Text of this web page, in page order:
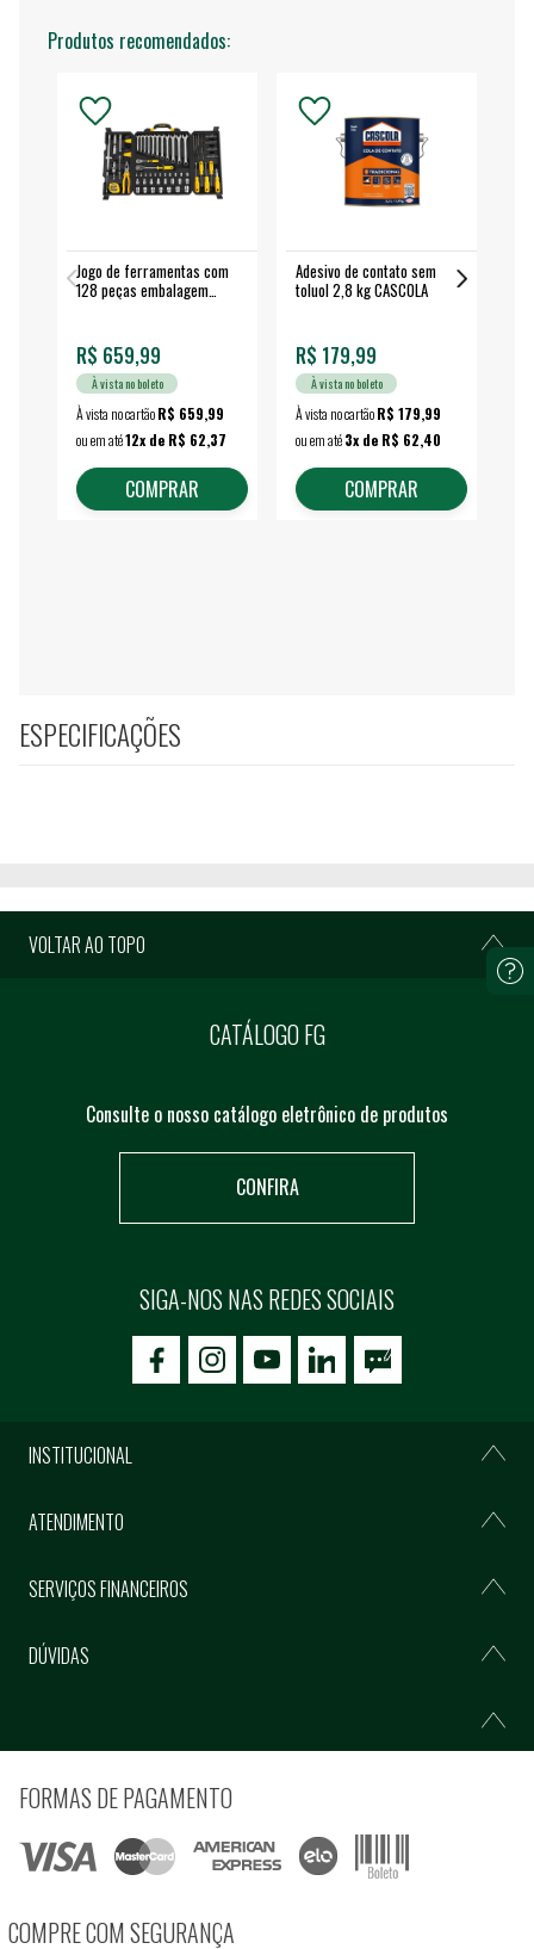
Produtos recomendados:
Jogo de ferramentas com
128 peças embalagem
R$ 659,99
À vista no boleto
À vista no cartãoR$ 659,99
ou em até12x de R$ 62,37
COMPRAR
Adesivo de contato sem
toluol 2,8 kg CASCOLA
R$ 179,99
À vista no boleto
À vista no cartãoR$ 179,99
ou em até3x de R$ 62,40
COMPRAR
ESPECIFICAÇÕES
VOLTAR AO TOPO
CATÁLOGO FG
Consulte o nosso catálogo eletrônico de produtos
CONFIRA
SIGA-NOS NAS REDES SOCIAIS
icon-facebookicon-social02icon-social03
INSTITUCIONAL
ATENDIMENTO
SERVIÇOS FINANCEIROS
DÚVIDAS
FORMAS DE PAGAMENTO
COMPRE COM SEGURANÇA